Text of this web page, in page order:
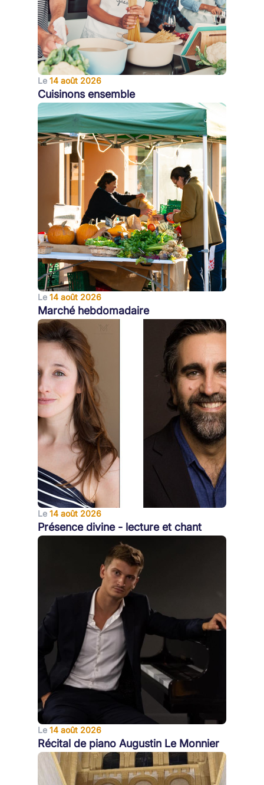
Le 14 août 2026
Cuisinons ensemble
Le 14 août 2026
Marché hebdomadaire
Le 14 août 2026
Présence divine - lecture et chant
Le 14 août 2026
Récital de piano Augustin Le Monnier